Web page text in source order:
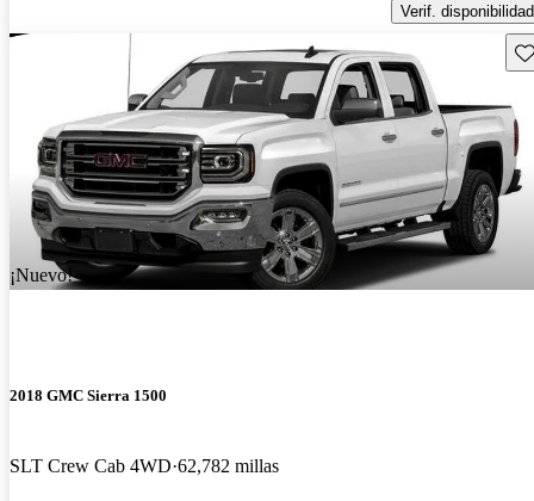
Verif. disponibilidad
¡Nuevo!
2018 GMC Sierra 1500
SLT Crew Cab 4WD 62,782 millas